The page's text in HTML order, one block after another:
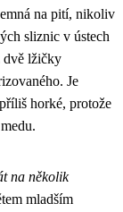
na pití, nikoliv
sliznic v ústech
dvě lžičky
Je
horké, protože
na několik
mladším